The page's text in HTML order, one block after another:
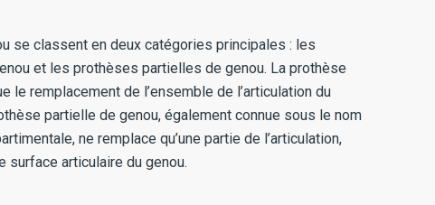
se classent en deux catégories principales : les
et les prothèses partielles de genou. La prothèse
le remplacement de l’ensemble de l’articulation du
partielle de genou, également connue sous le nom
ne remplace qu’une partie de l’articulation,
surface articulaire du genou.